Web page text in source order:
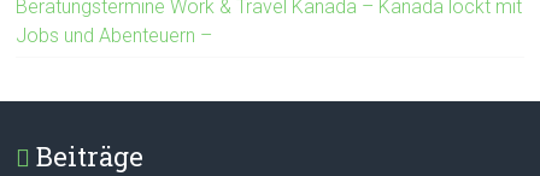
Beratungstermine Work & Travel Kanada – Kanada lockt mit
Jobs und Abenteuern –
Beiträge